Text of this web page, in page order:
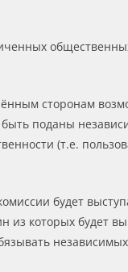
сторонам
поданы
(т.е.
будет
из которых будет